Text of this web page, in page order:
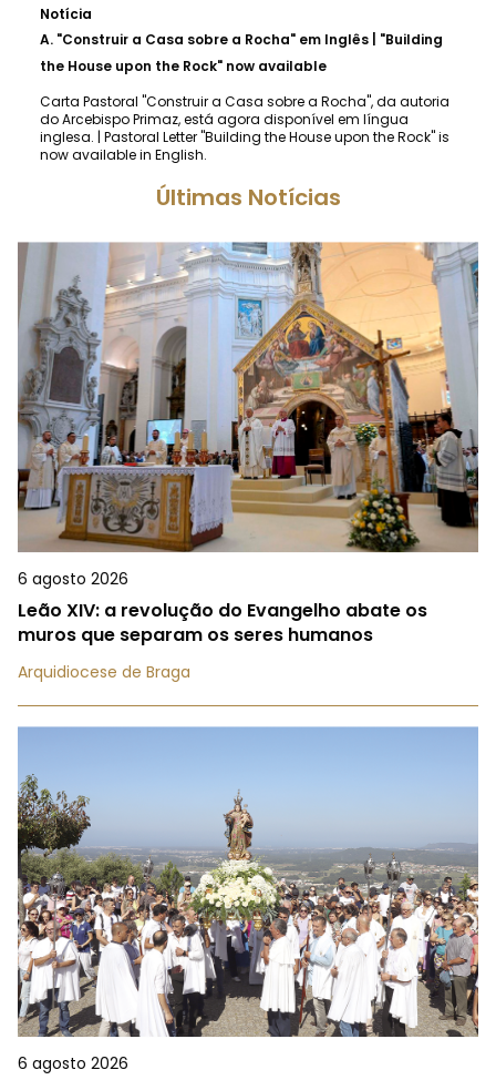
Notícia
A. "Construir a Casa sobre a Rocha" em Inglês | "Building
the House upon the Rock" now available
Carta Pastoral "Construir a Casa sobre a Rocha", da autoria
do Arcebispo Primaz, está agora disponível em língua
inglesa. | Pastoral Letter "Building the House upon the Rock" is
now available in English.
Últimas Notícias
6 agosto 2026
Leão XIV: a revolução do Evangelho abate os
muros que separam os seres humanos
Arquidiocese de Braga
6 agosto 2026